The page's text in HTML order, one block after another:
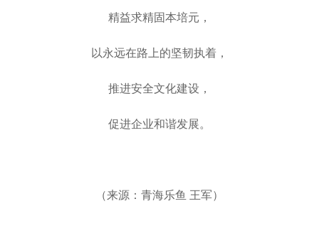
精益求精固本培元，
以永远在路上的坚韧执着，
推进安全文化建设，
促进企业和谐发展。
（来源：青海乐鱼 王军）